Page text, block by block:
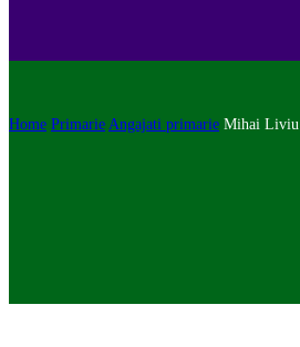
Home Primarie Angajati primarie Mihai Liviu